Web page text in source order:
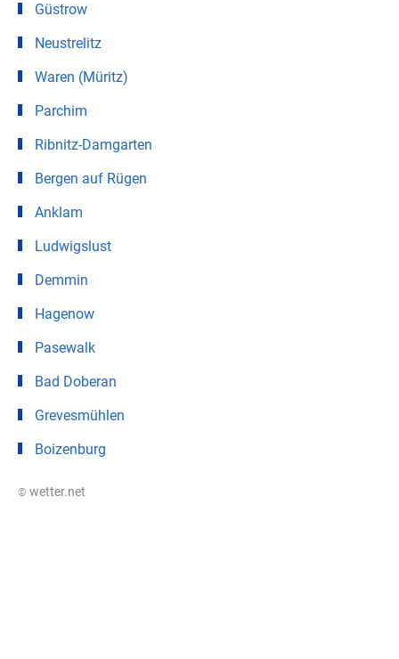
Güstrow
Neustrelitz
Waren (Müritz)
Parchim
Ribnitz-Damgarten
Bergen auf Rügen
Anklam
Ludwigslust
Demmin
Hagenow
Pasewalk
Bad Doberan
Grevesmühlen
Boizenburg
© wetter.net